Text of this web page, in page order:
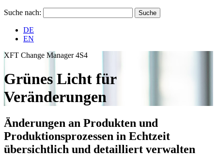
Suche nach:
DE
EN
XFT Change Manager 4S4
Grünes Licht für
Veränderungen
Änderungen an Produkten und
Produktionsprozessen in Echtzeit
übersichtlich und detailliert verwalten